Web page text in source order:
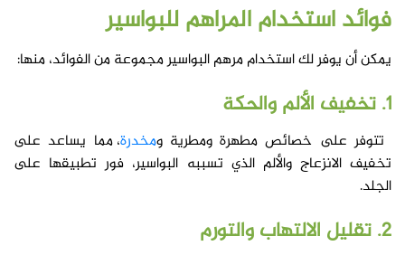
فوائد استخدام المراهم للبواسير
يمكن أن يوفر لك استخدام مرهم البواسير مجموعة من الفوائد، منها:
1. تخفيف الألم والحكة
تتوفر على خصائص مطهرة ومطرية ومخدرة، مما يساعد على
تخفيف الانزعاج والألم الذي تسببه البواسير، فور تطبيقها على
الجلد.
2. تقليل الالتهاب والتورم